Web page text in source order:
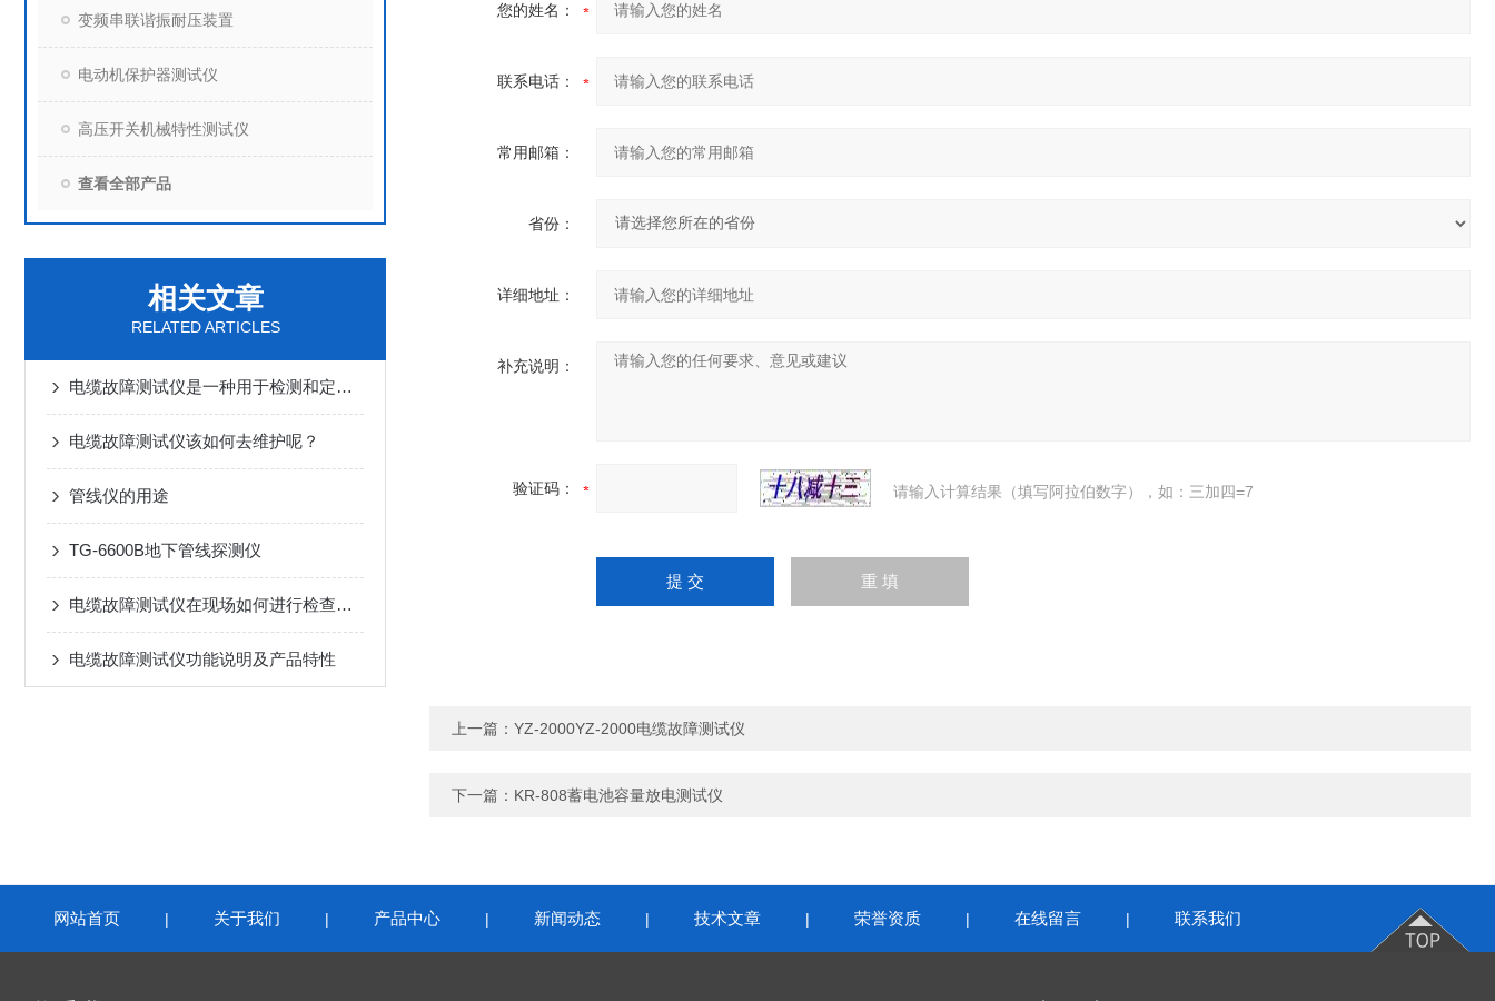
变频串联谐振耐压装置
电动机保护器测试仪
高压开关机械特性测试仪
查看全部产品
相关文章
RELATED ARTICLES
电缆故障测试仪是一种用于检测和定位电缆故障的仪器
电缆故障测试仪该如何去维护呢？
管线仪的用途
TG-6600B地下管线探测仪
电缆故障测试仪在现场如何进行检查校验
电缆故障测试仪功能说明及产品特性
您的姓名：
联系电话：
常用邮箱：
省份：
详细地址：
补充说明：
验证码： 请输入计算结果（填写阿拉伯数字），如：三加四=7
上一篇： YZ-2000YZ-2000电缆故障测试仪
下一篇： KR-808蓄电池容量放电测试仪
网站首页 | 关于我们 | 产品中心 | 新闻动态 | 技术文章 | 荣誉资质 | 在线留言 | 联系我们